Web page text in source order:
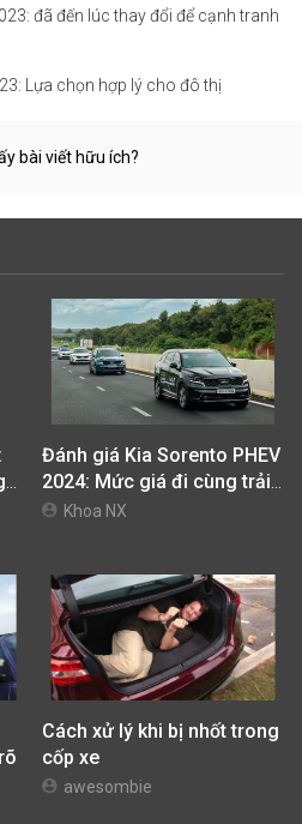
đã đến lúc thay đổi để cạnh tranh
Lựa chọn hợp lý cho đô thị
bài viết hữu ích?
Đánh giá Kia Sorento PHEV
2024: Mức giá đi cùng trải
nghiệm vận hành khác biệt
Khoa NX
Cách xử lý khi bị nhốt trong
cốp xe
awesombie